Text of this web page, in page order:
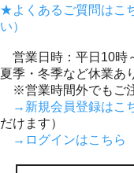
★よくあるご質問はこ
い）
営業日時：平日10時
夏季・冬季など休業あ
※営業時間外でもご
→新規会員登録はこ
だけます）
→ログインはこちら